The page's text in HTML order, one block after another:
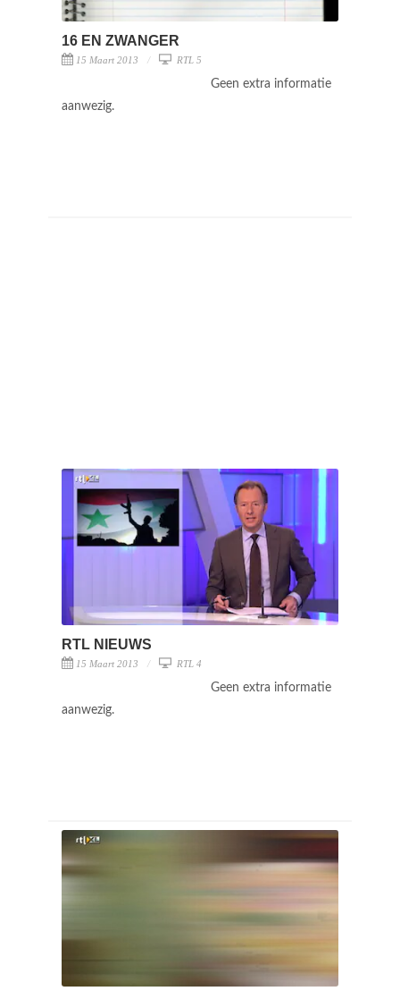
16 EN ZWANGER
15 Maart 2013 RTL 5
Geen extra informatie
aanwezig.
RTL NIEUWS
15 Maart 2013 RTL 4
Geen extra informatie
aanwezig.